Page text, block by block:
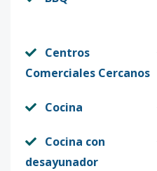
Centros
Comerciales Cercanos
Cocina
Cocina con
desayunador